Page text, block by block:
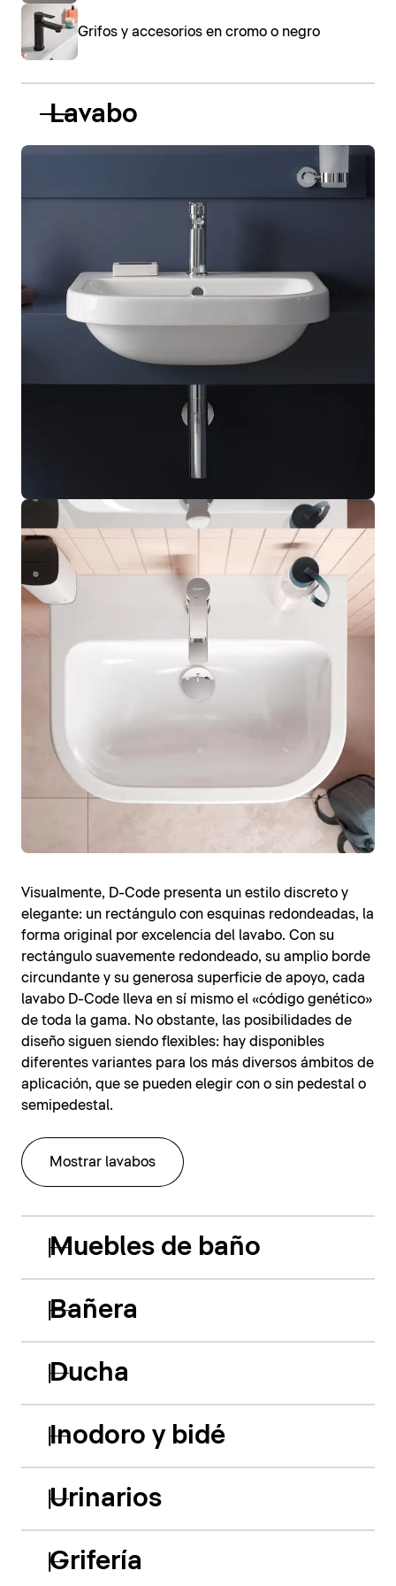
Grifos y accesorios en cromo o negro
Lavabo
Visualmente, D-Code presenta un estilo discreto y
elegante: un rectángulo con esquinas redondeadas, la
forma original por excelencia del lavabo. Con su
rectángulo suavemente redondeado, su amplio borde
circundante y su generosa superficie de apoyo, cada
lavabo D-Code lleva en sí mismo el «código genético»
de toda la gama. No obstante, las posibilidades de
diseño siguen siendo flexibles: hay disponibles
diferentes variantes para los más diversos ámbitos de
aplicación, que se pueden elegir con o sin pedestal o
semipedestal.
Mostrar lavabos
Muebles de baño
Bañera
Ducha
Inodoro y bidé
Urinarios
Grifería